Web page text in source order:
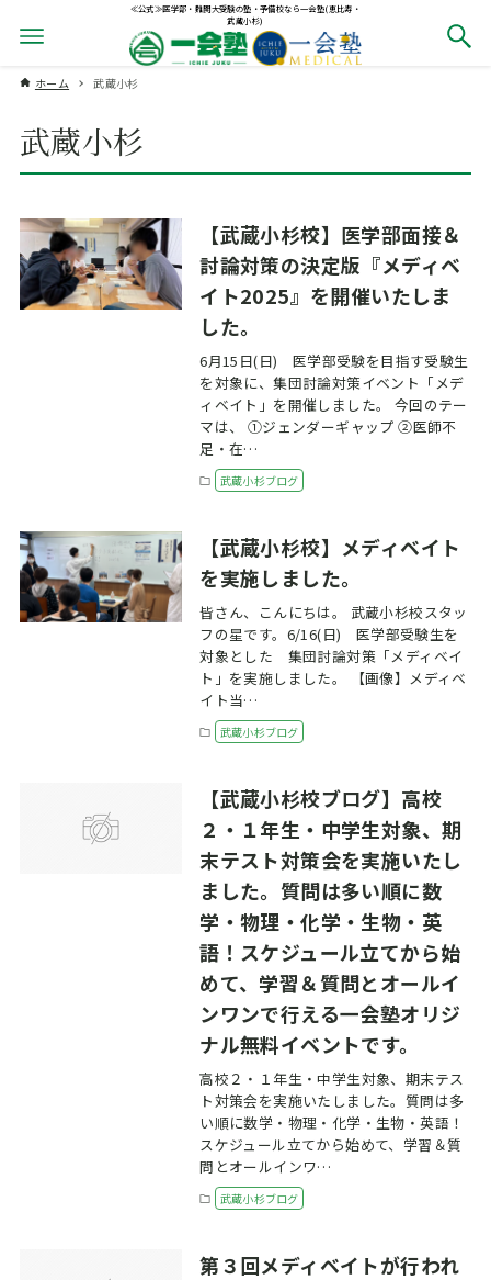
≪公式≫医学部・難関大受験の塾・予備校なら一会塾(恵比寿・
武蔵小杉)
ホーム 武蔵小杉
武蔵小杉
【武蔵小杉校】医学部面接＆
討論対策の決定版『メディベ
イト2025』を開催いたしま
した。
6月15日(日) 医学部受験を目指す受験生
を対象に、集団討論対策イベント「メデ
ィベイト」を開催しました。 今回のテー
マは、 ①ジェンダーギャップ ②医師不
足・在…
武蔵小杉ブログ
【武蔵小杉校】メディベイト
を実施しました。
皆さん、こんにちは。 武蔵小杉校スタッ
フの星です。6/16(日) 医学部受験生を
対象とした 集団討論対策「メディベイ
ト」を実施しました。 【画像】メディベ
イト当…
武蔵小杉ブログ
【武蔵小杉校ブログ】高校
２・１年生・中学生対象、期
末テスト対策会を実施いたし
ました。質問は多い順に数
学・物理・化学・生物・英
語！スケジュール立てから始
めて、学習＆質問とオールイ
ンワンで行える一会塾オリジ
ナル無料イベントです。
高校２・１年生・中学生対象、期末テス
ト対策会を実施いたしました。質問は多
い順に数学・物理・化学・生物・英語！
スケジュール立てから始めて、学習＆質
問とオールインワ…
武蔵小杉ブログ
第３回メディベイトが行われ